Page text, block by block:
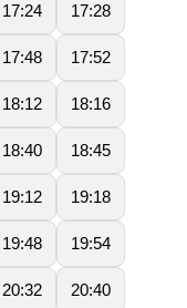
17:24 17:28
17:48 17:52
18:12 18:16
18:40 18:45
19:12 19:18
19:48 19:54
20:32 20:40